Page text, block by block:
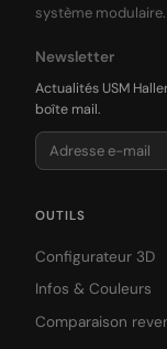
système modulaire.
Newsletter
Actualités USM
boîte mail.
OUTILS
Configurateur 3D
Infos & Couleurs
Comparaison